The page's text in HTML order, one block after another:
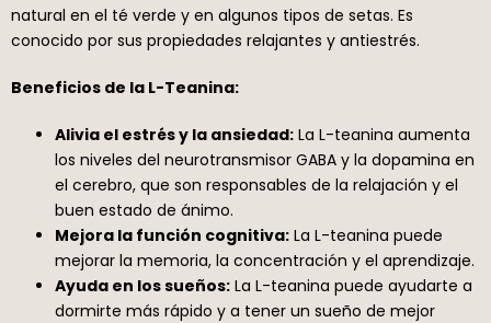
natural en el té verde y en algunos tipos de setas. Es
conocido por sus propiedades relajantes y antiestrés.
Beneficios de la L-Teanina:
Alivia el estrés y la ansiedad: La L-teanina aumenta
los niveles del neurotransmisor GABA y la dopamina en
el cerebro, que son responsables de la relajación y el
buen estado de ánimo.
Mejora la función cognitiva: La L-teanina puede
mejorar la memoria, la concentración y el aprendizaje.
Ayuda en los sueños: La L-teanina puede ayudarte a
dormirte más rápido y a tener un sueño de mejor